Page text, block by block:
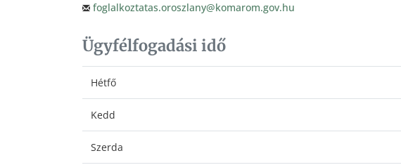
foglalkoztatas.oroszlany@komarom.gov.hu
Ügyfélfogadási idő
Hétfő
Kedd
Szerda